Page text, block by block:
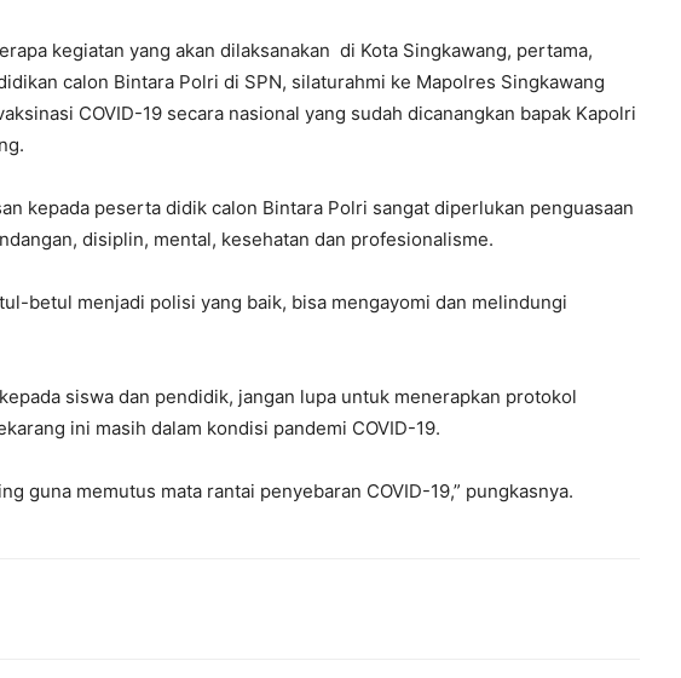
kegiatan yang akan dilaksanakan di Kota Singkawang, pertama,
calon Bintara Polri di SPN, silaturahmi ke Mapolres Singkawang
COVID-19 secara nasional yang sudah dicanangkan bapak Kapolri
kepada peserta didik calon Bintara Polri sangat diperlukan penguasaan
disiplin, mental, kesehatan dan profesionalisme.
betul menjadi polisi yang baik, bisa mengayomi dan melindungi
siswa dan pendidik, jangan lupa untuk menerapkan protokol
ini masih dalam kondisi pandemi COVID-19.
guna memutus mata rantai penyebaran COVID-19,” pungkasnya.